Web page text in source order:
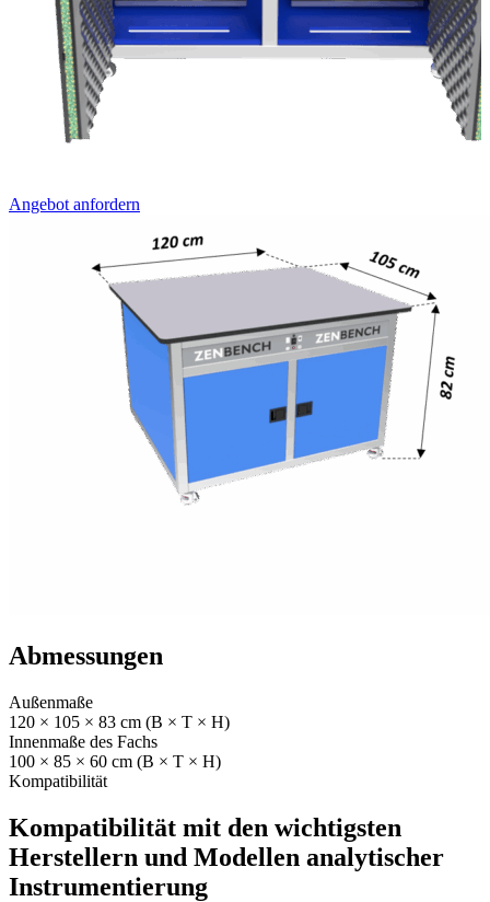
Angebot anfordern
Abmessungen
Außenmaße
120 × 105 × 83 cm (B × T × H)
Innenmaße des Fachs
100 × 85 × 60 cm (B × T × H)
Kompatibilität
Kompatibilität mit den wichtigsten
Herstellern und Modellen analytischer
Instrumentierung